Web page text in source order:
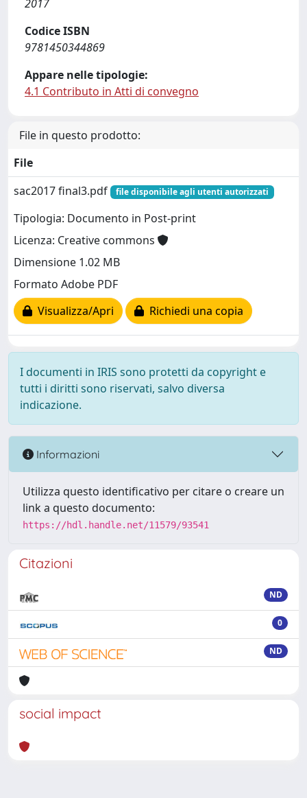
2017
Codice ISBN
9781450344869
Appare nelle tipologie:
4.1 Contributo in Atti di convegno
File in questo prodotto:
File
sac2017 final3.pdf
file disponibile agli utenti autorizzati
Tipologia: Documento in Post-print
Licenza: Creative commons
Dimensione 1.02 MB
Formato Adobe PDF
Visualizza/Apri
Richiedi una copia
I documenti in IRIS sono protetti da copyright e
tutti i diritti sono riservati, salvo diversa
indicazione.
Informazioni
Utilizza questo identificativo per citare o creare un
link a questo documento:
https://hdl.handle.net/11579/93541
Citazioni
ND
0
ND
social impact